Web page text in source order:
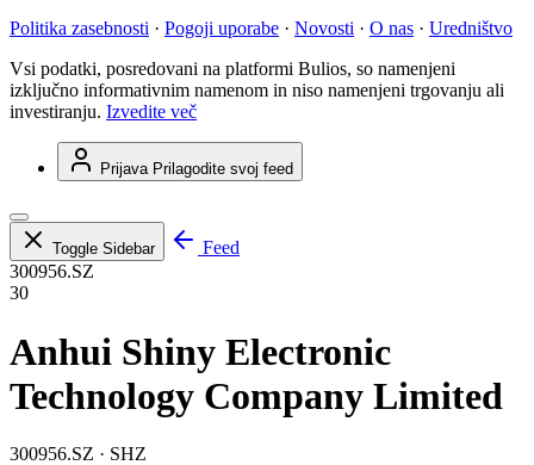
Politika zasebnosti · Pogoji uporabe · Novosti · O nas · Uredništvo
Vsi podatki, posredovani na platformi Bulios, so namenjeni
izključno informativnim namenom in niso namenjeni trgovanju ali
investiranju. Izvedite več
Prijava Prilagodite svoj feed
Toggle Sidebar
Feed
300956.SZ
30
Anhui Shiny Electronic
Technology Company Limited
300956.SZ · SHZ